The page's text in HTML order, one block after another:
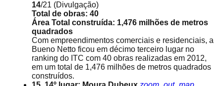
14/21 (Divulgação)
Total de obras: 40
Área Total construída: 1,476 milhões de metros
quadrados
Com empreendimentos comerciais e residenciais, a
Bueno Netto ficou em décimo terceiro lugar no
ranking do ITC com 40 obras realizadas em 2012,
em um total de 1,476 milhões de metros quadrados
construídos.